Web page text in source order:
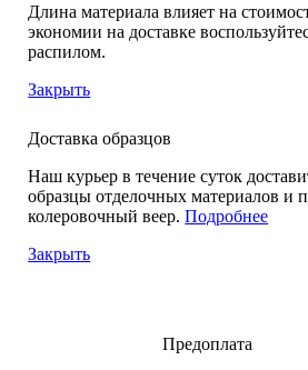
Длина материала влияет на
экономии на доставке
распилом.
Закрыть
Доставка образцов
Наш курьер в течение суток
образцы отделочных материалов и
колеровочный веер.Подробнее
Закрыть
Предоплата